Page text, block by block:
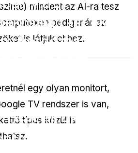
mindent az AI-ra tesz
pedig már az
is látjuk ehhez.
két okos
hordozható
egy olyan monitort,
TV rendszer is van,
típus közül is
es és 4K-s
monitorok az